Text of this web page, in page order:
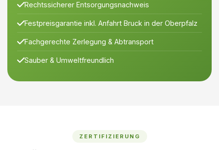
Rechtssicherer Entsorgungsnachweis
Festpreisgarantie inkl. Anfahrt Bruck in der Oberpfalz
Fachgerechte Zerlegung & Abtransport
Sauber & Umweltfreundlich
ZERTIFIZIERUNG